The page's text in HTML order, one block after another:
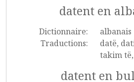
datent en
Dictionnaire:
albanais
Traductions:
datë,
takim
datent en